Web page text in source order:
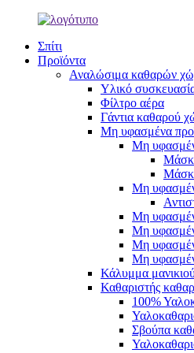
Σπίτι
Προϊόντα
Αναλώσιμα καθαρών
Υλικό
Φίλτρο αέρα
Γάντια καθαρού
Μη υφασμένα
Μη
Μη
Μη
Μη
Μη
Μη
Κάλυμμα
Καθαριστής
100%
Σβούπα